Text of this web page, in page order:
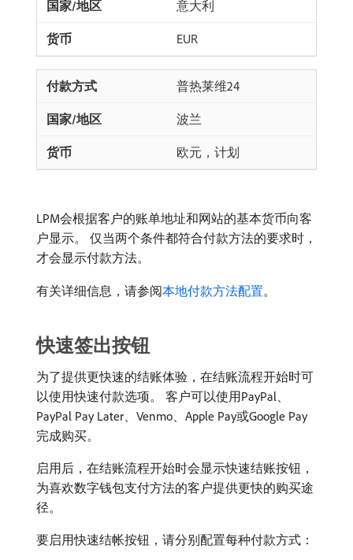
意大利
EUR
普热莱维24
波兰
欧元，计划
LPM会根据客户的账单地址和网站的基本货币向客
户显示。 仅当两个条件都符合付款方法的要求时，
才会显示付款方法。
有关详细信息，请参阅本地付款方法配置。
快速签出按钮
为了提供更快速的结账体验，在结账流程开始时可
以使用快速付款选项。 客户可以使用PayPal、
PayPal Pay Later、Venmo、Apple Pay或Google Pay
完成购买。
启用后，在结账流程开始时会显示快速结账按钮，
为喜欢数字钱包支付方法的客户提供更快的购买途
径。
要启用快速结帐按钮，请分别配置每种付款方式：